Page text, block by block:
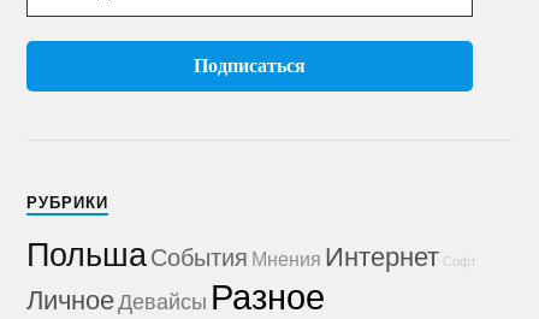
РУБРИКИ
ПольшаСобытия Мнения Интернет Софт
ЛичноеДевайсы Разное